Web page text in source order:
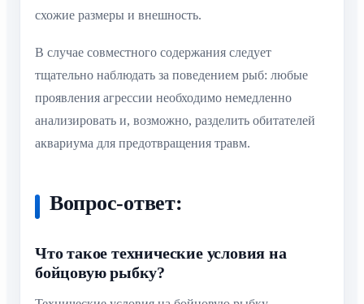
схожие размеры и внешность.
В случае совместного содержания следует
тщательно наблюдать за поведением рыб: любые
проявления агрессии необходимо немедленно
анализировать и, возможно, разделить обитателей
аквариума для предотвращения травм.
Вопрос-ответ:
Что такое технические условия на
бойцовую рыбку?